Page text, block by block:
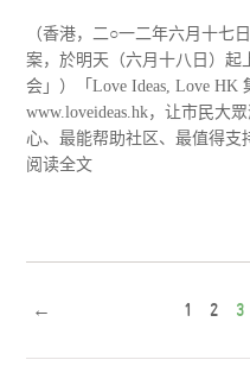
（香港，二○一二年六月十七
案，於明天（六月十八日）起
会」）「Love Ideas, Love HK
www.loveideas.hk，让市民大
心、最能帮助社区、最值得支
阅读全文
← 1 2 3